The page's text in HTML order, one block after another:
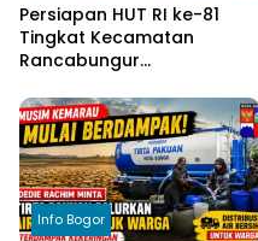
Persiapan HUT RI ke-81
Tingkat Kecamatan
Rancabungur
Cimulang, Libatkan Seluruh
Elemen Masyarakat
Info Bogor